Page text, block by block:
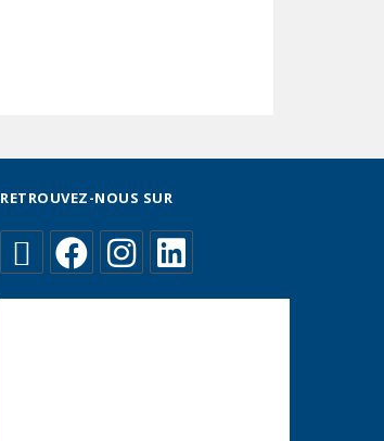
RETROUVEZ-NOUS SUR